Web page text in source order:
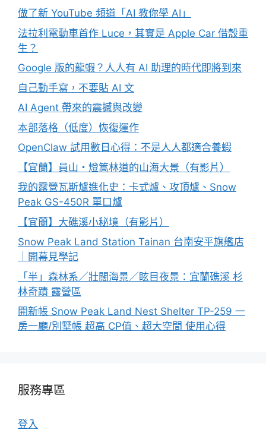
做了新 YouTube 頻道「AI 教你學 AI」
法拉利電動車首作 Luce，其實是 Apple Car 借殼重
生？
Google 版的龍蝦？人人有 AI 助理的時代即將到來
自己動手寫，不要貼 AI 文
AI Agent 帶來的震撼與改變
本部落格（低度）恢復運作
OpenClaw 試用數日心得：不是人人都適合養蝦
【宜蘭】員山・燈篙林道的山海大景（有影片）
我的露營瓦斯爐進化史：卡式爐、攻頂爐、Snow
Peak GS-450R 單口爐
【宜蘭】大礁溪小秘境（有影片）
Snow Peak Land Station Tainan 台南安平旗艦店
｜開幕見學記
「半」森林系／壯闊海景／眩目夜景：宜蘭礁溪 杉
林奇蹟 露營區
開新帳 Snow Peak Land Nest Shelter TP-259 一
房一廳/別墅帳 超高 CP值、超大空間 使用心得
服務專區
登入